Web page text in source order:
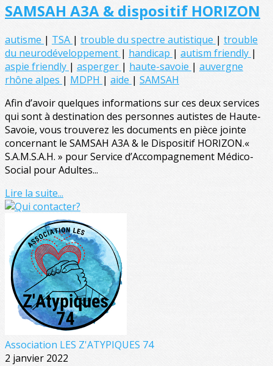
SAMSAH A3A & dispositif HORIZON
autisme | TSA | trouble du spectre autistique | trouble
du neurodéveloppement | handicap | autism friendly |
aspie friendly | asperger | haute-savoie | auvergne
rhône alpes | MDPH | aide | SAMSAH
Afin d’avoir quelques informations sur ces deux services
qui sont à destination des personnes autistes de Haute-
Savoie, vous trouverez les documents en pièce jointe
concernant le SAMSAH A3A & le Dispositif HORIZON.«
S.A.M.S.A.H. » pour Service d’Accompagnement Médico-
Social pour Adultes...
Lire la suite...
Association LES Z'ATYPIQUES 74
2 janvier 2022